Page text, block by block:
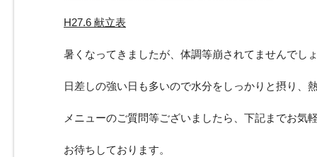
H27.6 献立表
暑くなってきましたが、体調等崩されてませんでし
日差しの強い日も多いので水分をしっかりと摂り、
メニューのご質問等ございましたら、下記までお気
お待ちしております。